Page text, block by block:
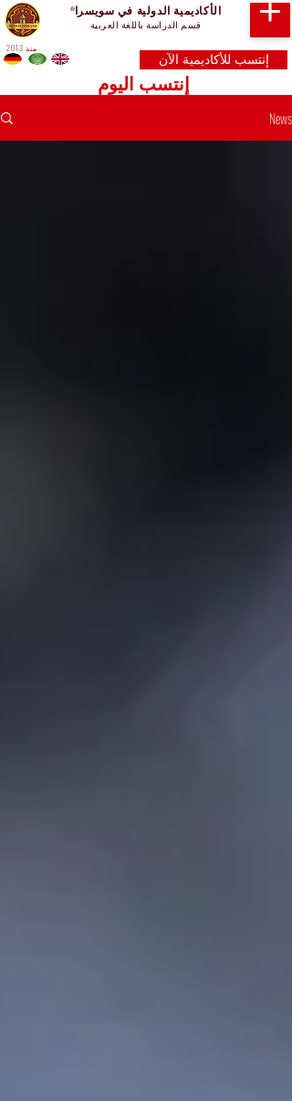
الأكاديمية الدولية في سويسرا®
قسم الدراسة باللغة العربية
إنتسب للأكاديمية الآن
إنتسب اليوم
منذ 2013
News